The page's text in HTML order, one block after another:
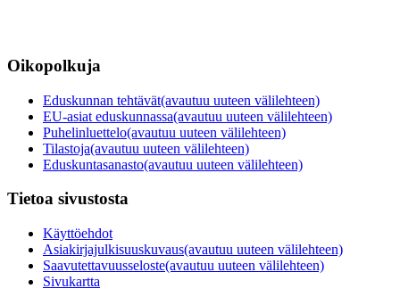
Oikopolkuja
Eduskunnan tehtävät(avautuu uuteen välilehteen)
EU-asiat eduskunnassa(avautuu uuteen välilehteen)
Puhelinluettelo(avautuu uuteen välilehteen)
Tilastoja(avautuu uuteen välilehteen)
Eduskuntasanasto(avautuu uuteen välilehteen)
Tietoa sivustosta
Käyttöehdot
Asiakirjajulkisuuskuvaus(avautuu uuteen välilehteen)
Saavutettavuusseloste(avautuu uuteen välilehteen)
Sivukartta